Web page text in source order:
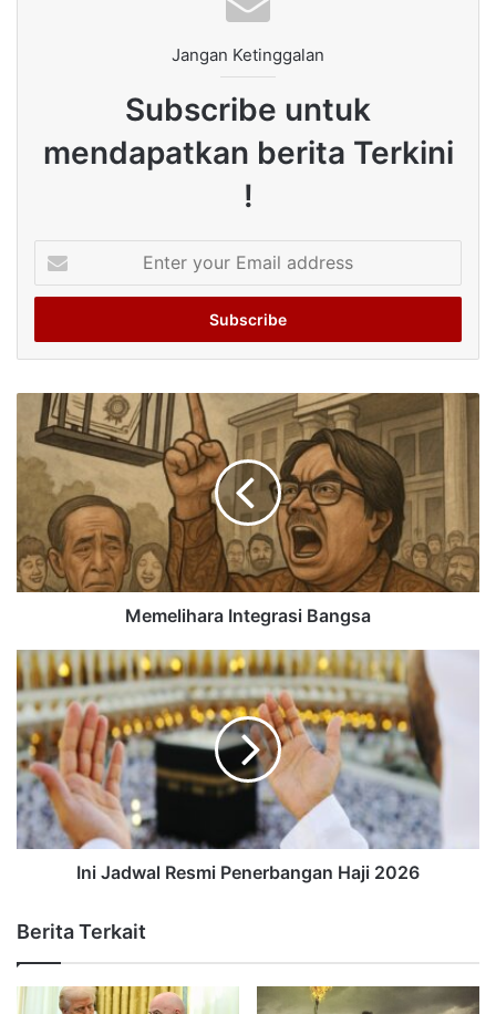
Jangan Ketinggalan
Subscribe untuk
mendapatkan berita Terkini
!
your
Email
Memelihara Integrasi Bangsa
Ini Jadwal Resmi Penerbangan Haji 2026
Berita Terkait